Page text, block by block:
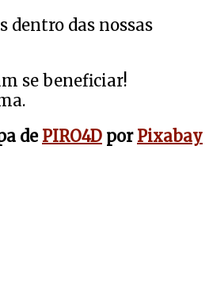
dentro das nossas
se beneficiar!
de PIRO4D por Pixabay